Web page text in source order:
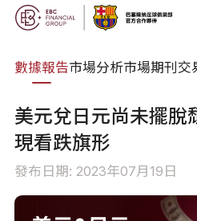
數據報告市場分析市場期刊交
美元兌日元尚未擺脫
現看跌旗形
發布日期: 2023年07月19日